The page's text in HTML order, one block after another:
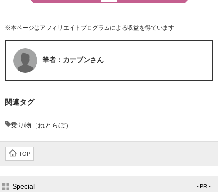
製造業のIT導入・活用を支援
モノづくり技術者専門サイト
電子設計の基本と応用
ちょっと気になるネットの話題
※本ページはアフィリエイトプログラムによる収益を得ています
筆者：カナブンさん
関連タグ
乗り物（ねとらぼ）
TOP
Special - PR -